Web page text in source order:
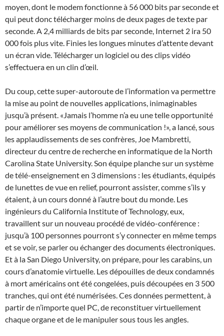
moyen, dont le modem fonctionne à 56 000 bits par seconde et
qui peut donc télécharger moins de deux pages de texte par
seconde. A 2,4 milliards de bits par seconde, Internet 2 ira 50
000 fois plus vite. Finies les longues minutes d’attente devant
un écran vide. Télécharger un logiciel ou des clips vidéo
s’effectuera en un clin d’œil.
Du coup, cette super-autoroute de l’information va permettre
la mise au point de nouvelles applications, inimaginables
jusqu’à présent. «Jamais l’homme n’a eu une telle opportunité
pour améliorer ses moyens de communication !», a lancé, sous
les applaudissements de ses confrères, Joe Mambretti,
directeur du centre de recherche en informatique de la North
Carolina State University. Son équipe planche sur un système
de télé-enseignement en 3 dimensions : les étudiants, équipés
de lunettes de vue en relief, pourront assister, comme s’ils y
étaient, à un cours donné à l’autre bout du monde. Les
ingénieurs du California Institute of Technology, eux,
travaillent sur un nouveau procédé de vidéo-conférence :
jusqu’à 100 personnes pourront s’y connecter en même temps
et se voir, se parler ou échanger des documents électroniques.
Et à la San Diego University, on prépare, pour les carabins, un
cours d’anatomie virtuelle. Les dépouilles de deux condamnés
à mort américains ont été congelées, puis découpées en 3 500
tranches, qui ont été numérisées. Ces données permettent, à
partir de n’importe quel PC, de reconstituer virtuellement
chaque organe et de le manipuler sous tous les angles.